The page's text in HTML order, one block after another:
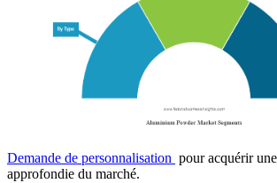
Demande de personnalisation pour acquérir
approfondie du marché.